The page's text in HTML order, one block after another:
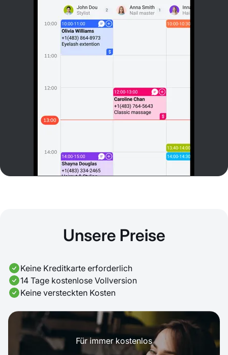
Unsere Preise
Keine Kreditkarte erforderlich
14 Tage kostenlose Vollversion
Keine versteckten Kosten
Für immer kostenlos